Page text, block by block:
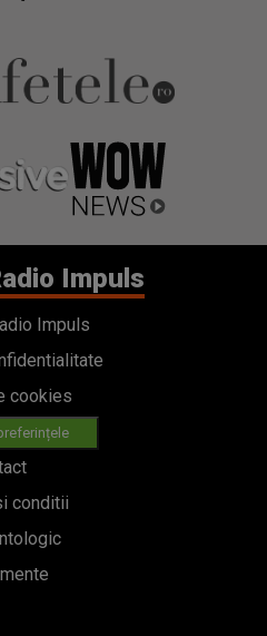
Impuls
Impuls
cookies
conditii